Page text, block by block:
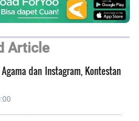
Article
dan Instagram, Kontestan